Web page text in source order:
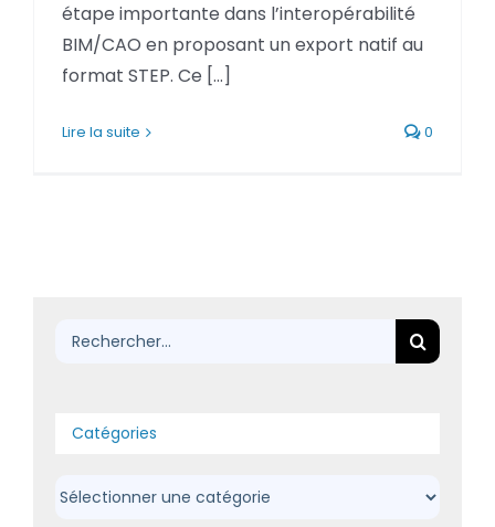
BLOGétape importante dans l’interopérabilité
BIM/CAO en proposant un export natif au
format STEP. Ce [...]
Lire la suite 0
Rechercher:
Catégories
Catégories